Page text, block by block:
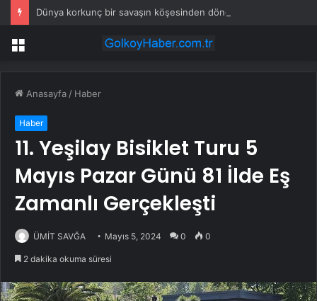
Dünya korkunç bir savaşın köşesinden döndü
Menü
Anasayfa / Haber
Haber
11. Yeşilay Bisiklet Turu 5
Mayıs Pazar Günü 81 İlde Eş
Zamanlı Gerçekleşti
ÜMİT SAVĞA Mayıs 5, 2024 0 0
2 dakika okuma süresi